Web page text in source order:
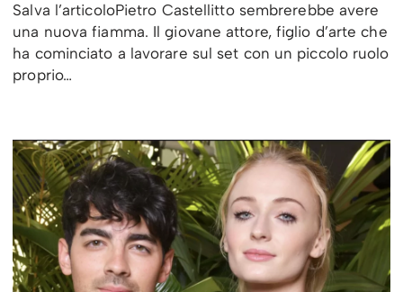
Salva l’articoloPietro Castellitto sembrerebbe avere
una nuova fiamma. Il giovane attore, figlio d’arte che
ha cominciato a lavorare sul set con un piccolo ruolo
proprio…